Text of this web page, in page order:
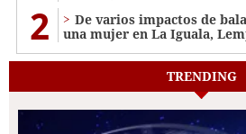
2
De varios impactos de
una mujer en La Iguala,
TRENDING